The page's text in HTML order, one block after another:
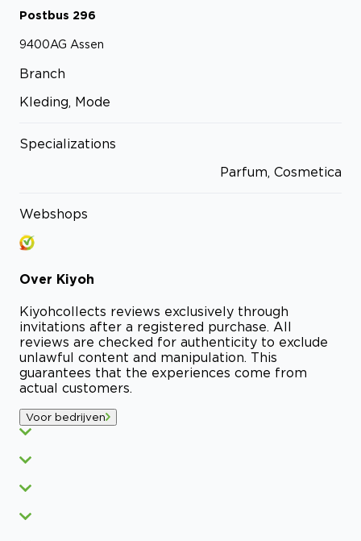
Postbus 296
9400AG Assen
Branch
Kleding, Mode
Specializations
Parfum, Cosmetica
Webshops
Over Kiyoh
Kiyohcollects reviews exclusively through
invitations after a registered purchase. All
reviews are checked for authenticity to exclude
unlawful content and manipulation. This
guarantees that the experiences come from
actual customers.
Voor bedrijven